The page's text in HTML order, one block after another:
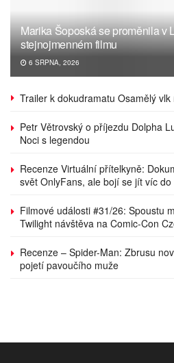
Marika Šoposká se proměnila v
stejnojmenném filmu
6 SRPNA, 2026
Trailer k dokudramatu Osamělý
Petr Větrovský o příjezdu Dolpha
Noci s legendou
Recenze Virtuální přítelkyně:
svět OnlyFans, ale bojí se jít víc do
Filmové události #31/26: Spoustu
Twilight návštěva na Comic-Con
Recenze – Spider-Man: Zbrusu
pojetí pavoučího muže